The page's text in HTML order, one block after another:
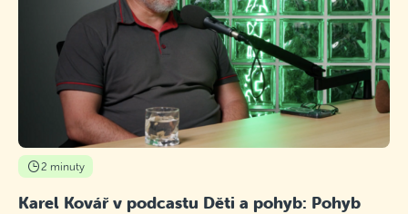
2 minuty
Karel Kovář v podcastu Děti a pohyb: Pohyb